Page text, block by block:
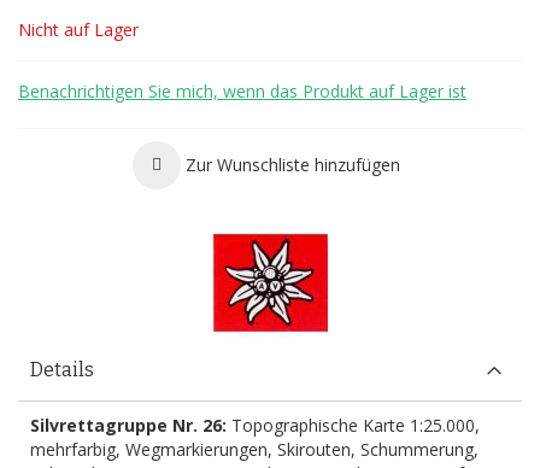
Nicht auf Lager
Benachrichtigen Sie mich, wenn das Produkt auf Lager ist
Zur Wunschliste hinzufügen
Details
Silvrettagruppe Nr. 26: Topographische Karte 1:25.000,
mehrfarbig, Wegmarkierungen, Skirouten, Schummerung,